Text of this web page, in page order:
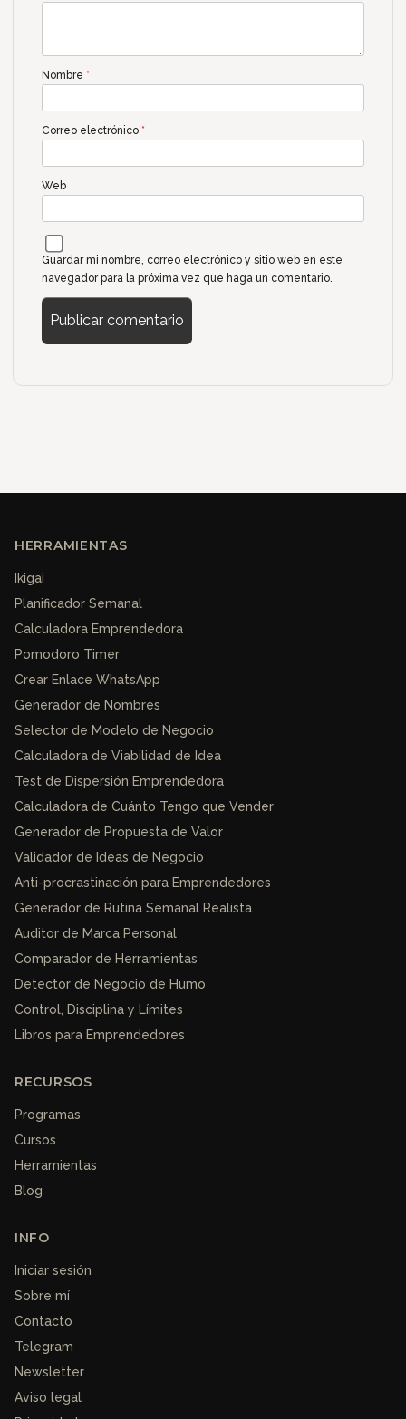
Nombre *
Correo electrónico *
Web
Guardar mi nombre, correo electrónico y sitio web en este
navegador para la próxima vez que haga un comentario.
HERRAMIENTAS
Ikigai
Planificador Semanal
Calculadora Emprendedora
Pomodoro Timer
Crear Enlace WhatsApp
Generador de Nombres
Selector de Modelo de Negocio
Calculadora de Viabilidad de Idea
Test de Dispersión Emprendedora
Calculadora de Cuánto Tengo que Vender
Generador de Propuesta de Valor
Validador de Ideas de Negocio
Anti-procrastinación para Emprendedores
Generador de Rutina Semanal Realista
Auditor de Marca Personal
Comparador de Herramientas
Detector de Negocio de Humo
Control, Disciplina y Límites
Libros para Emprendedores
RECURSOS
Programas
Cursos
Herramientas
Blog
INFO
Iniciar sesión
Sobre mí
Contacto
Telegram
Newsletter
Aviso legal